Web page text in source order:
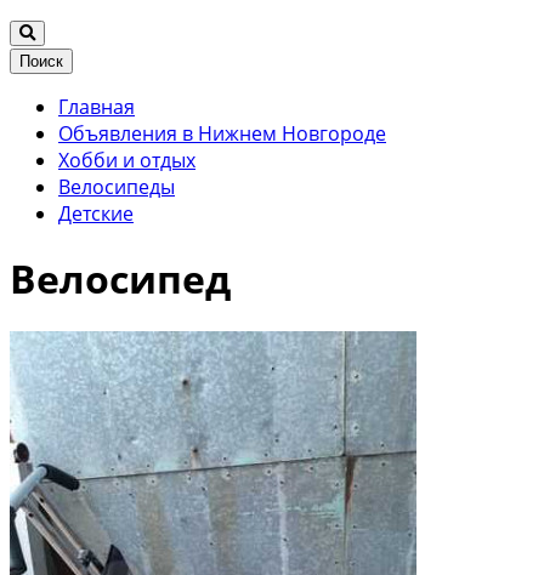
Поиск
Главная
Объявления в Нижнем Новгороде
Хобби и отдых
Велосипеды
Детские
Велосипед